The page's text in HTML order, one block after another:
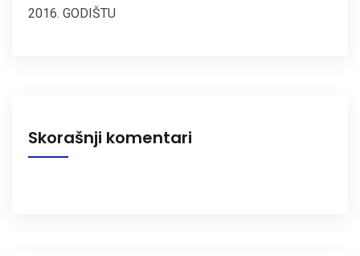
2016. GODIŠTU
Skorašnji komentari